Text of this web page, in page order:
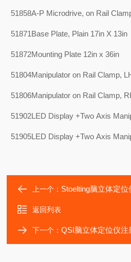
51858A-P Microdrive, on Rail
51871Base Plate, Plain 17in X 13in
51872Mounting Plate 12in x 36in
51804Manipulator on Rail Clamp,
51806Manipulator on Rail Clamp,
51902LED Display +Two Axis
51905LED Display +Two Axis
上一个： Stoelting脑立体定位仪51600
返回列表
下一个：QSI脑立体定位仪注射泵53311